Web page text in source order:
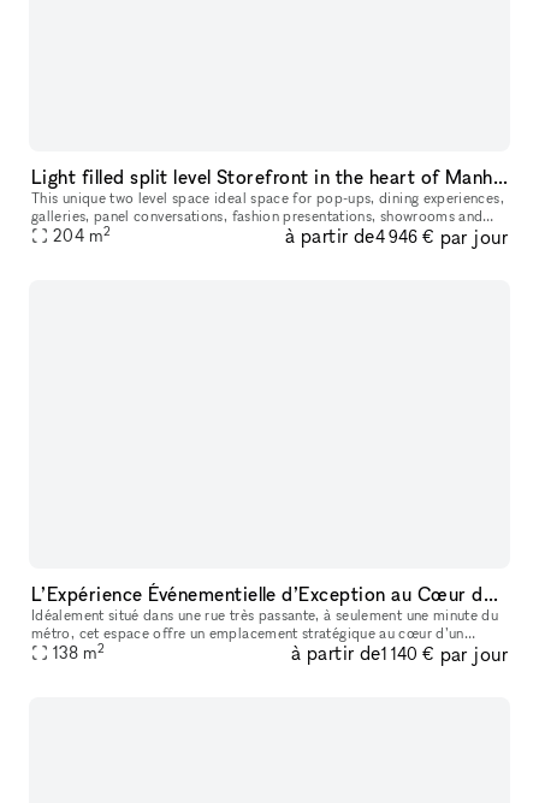
Light filled split level Storefront in the heart of Manhattan (with high ceilings and multiple rooms)
This unique two level space ideal space for pop-ups, dining experiences,
galleries, panel conversations, fashion presentations, showrooms and
more. With a total ceiling height of 26' the two story s
204 m2 à partir de4 946 € par jour
L’Expérience Événementielle d’Exception au Cœur de Bastille
Idéalement situé dans une rue très passante, à seulement une minute du
métro, cet espace offre un emplacement stratégique au cœur d’un
quartier dynamique et recherché. La boutique de 90 m² bénéficie
138 m2 à partir de1 140 € par jour